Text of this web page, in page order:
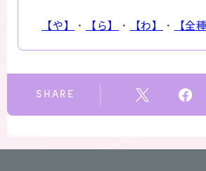
【や】 ・ 【ら】 ・ 【わ】 ・ 【全
SHARE